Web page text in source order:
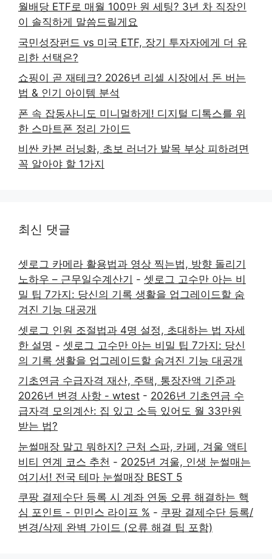
월배당 ETF로 매월 100만 원 세팅? 3년 차 직장인
이 솔직하게 말씀드릴게요
국민성장펀드 vs 미국 ETF, 장기 투자자에게 더 유
리한 선택은?
쇼핑이 곧 재테크? 2026년 리셀 시장에서 돈 버는
법 & 인기 아이템 분석
폰 속 잡동사니도 미니멀하게! 디지털 디톡스를 위
한 스마트폰 정리 가이드
비싼 카본 러닝화, 초보 러너가 발목 부상 피하려면
꼭 알아야 할 1가지
최신 댓글
셋로그 카메라 활용법과 영상 찍는법, 방향 돌리기
노하우 – 근무일수계산기 - 셋로그 고수만 아는 비
밀 팁 7가지: 당신의 기록 생활을 업그레이드할 숨
겨진 기능 대공개
셋로그 인원 조절법과 4명 설정, 초대하는 법 자세
한 설명 - 셋로그 고수만 아는 비밀 팁 7가지: 당신
의 기록 생활을 업그레이드할 숨겨진 기능 대공개
기초연금 수급자격 재산, 주택, 통장잔액 기준과
2026년 변경 사항 - wtest - 2026년 기초연금 수
급자격 모의계산: 집 있고 소득 있어도 월 33만원
받는 법?
눈썰매장 말고 뭐하지? 근처 스파, 카페, 겨울 액티
비티 연계 코스 추천 - 2025년 겨울, 인생 눈썰매는
여기서! 전국 테마 눈썰매장 BEST 5
쿠팡 결제수단 등록 시 계좌 연동 오류 해결하는 핵
심 포인트 - 민민스 라이프 % - 쿠팡 결제수단 등록/
변경/삭제 완벽 가이드 (오류 해결 팁 포함)